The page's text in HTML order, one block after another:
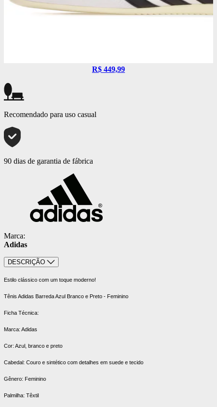
R$ 449,99
Recomendado para uso casual
90 dias de garantia de fábrica
Marca:
Adidas
DESCRIÇÃO
Estilo clássico com um toque moderno!
Tênis Adidas Barreda Azul Branco e Preto - Feminino
Ficha Técnica:
Marca: Adidas
Cor: Azul, branco e preto
Cabedal: Couro e sintético com detalhes em suede e tecido
Gênero: Feminino
Palmilha: Têxtil